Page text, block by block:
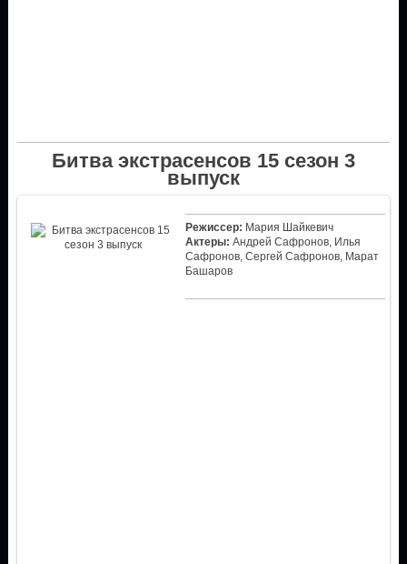
Битва экстрасенсов 15 сезон 3
выпуск
Режиссер: Мария Шайкевич
Актеры: Андрей Сафронов, Илья
Сафронов, Сергей Сафронов, Марат
Башаров